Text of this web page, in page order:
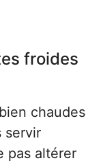
froides
chaudes
servir
pas altérer